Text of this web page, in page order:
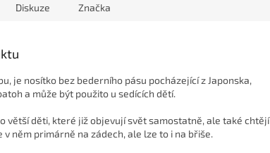
Diskuze Značka
je nosítko bez bederního pásu pocházející z Japonska,
a může být použito u sedících dětí.
větší děti, které již objevují svět samostatně, ale také chtějí
v něm primárně na zádech, ale lze to i na břiše.